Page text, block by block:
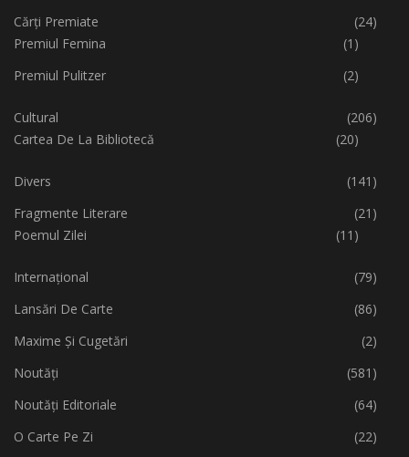
Cărți Premiate
(24)
Premiul Femina
(1)
Premiul Pulitzer
(2)
Cultural
(206)
Cartea De La Bibliotecă
(20)
Divers
(141)
Fragmente Literare
(21)
Poemul Zilei
(11)
Internațional
(79)
Lansări De Carte
(86)
Maxime Și Cugetări
(2)
Noutăți
(581)
Noutăți Editoriale
(64)
O Carte Pe Zi
(22)